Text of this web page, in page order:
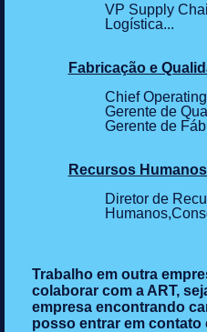
VP Supply
Logística...
Fabricação e
Chief
Gerente de
Gerente de
Recursos
Diretor de
Trabalho em outra
colaborar com a ART,
empresa encontrando
posso entrar em contato